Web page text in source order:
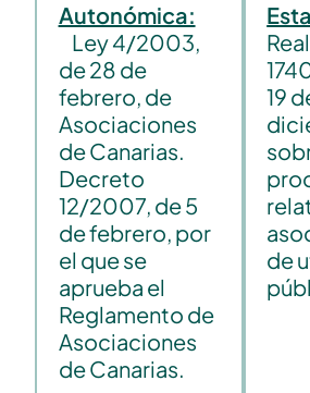
Autonómica:
Ley 4/2003,
de 28 de
febrero, de
Asociaciones
de Canarias.
Decreto
12/2007, de 5
de febrero, por
el que se
aprueba el
Reglamento de
Asociaciones
de Canarias.
19
de